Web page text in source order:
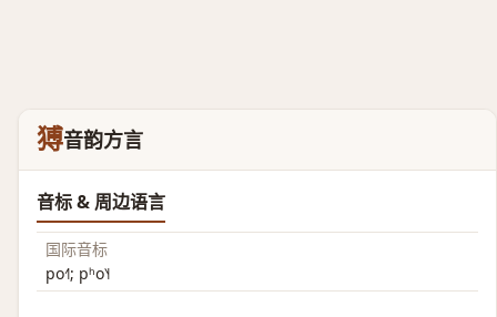
猼音韵方言
音标 & 周边语言
国际音标
po˧˥; pʰo˥˧